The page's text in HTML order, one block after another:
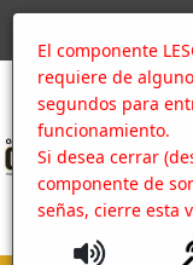
El componente
requiere de
segundos para
funcionamiento.
Si desea cerrar
componente de
señas, cierre esta